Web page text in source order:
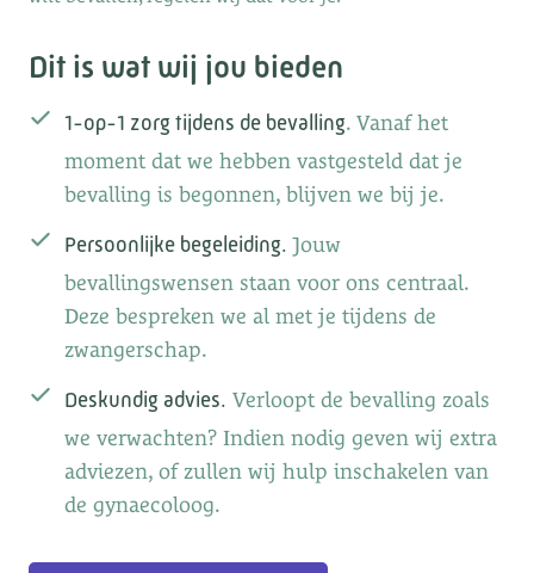
Dit is wat wij jou bieden
1-op-1 zorg tijdens de bevalling. Vanaf het
moment dat we hebben vastgesteld dat je
bevalling is begonnen, blijven we bij je.
Persoonlijke begeleiding. Jouw
bevallingswensen staan voor ons centraal.
Deze bespreken we al met je tijdens de
zwangerschap.
Deskundig advies. Verloopt de bevalling zoals
we verwachten? Indien nodig geven wij extra
adviezen, of zullen wij hulp inschakelen van
de gynaecoloog.